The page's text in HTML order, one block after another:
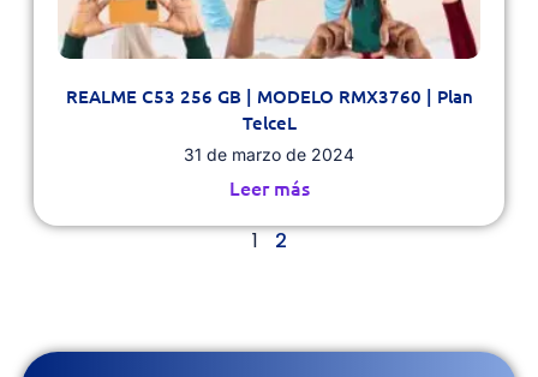
REALME C53 256 GB | MODELO RMX3760 | Plan
TelceL
31 de marzo de 2024
Leer más
1 2